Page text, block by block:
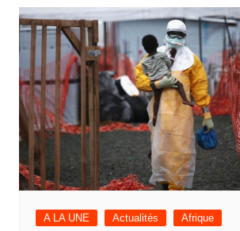
A LA UNE Actualités Afrique